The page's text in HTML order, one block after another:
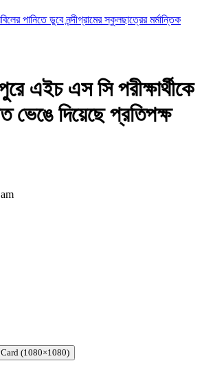
পানিতে ডুবে নন্দীগ্রামের স্কুলছাত্রের মর্মান্তিক
এইচ এস সি পরীক্ষার্থীকে
ভেঙে দিয়েছে প্রতিপক্ষ
(1080×1080)